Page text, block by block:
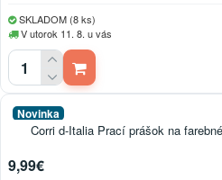
SKLADOM (8 ks)
V utorok 11. 8. u vás
Novinka
Corri d-Italia Prací prášok na
9,99€